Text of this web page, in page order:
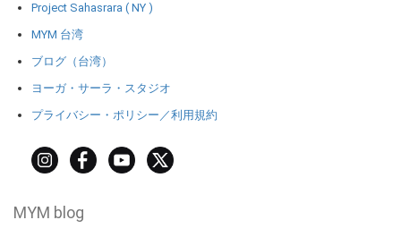
Project Sahasrara ( NY )
MYM 台湾
ブログ（台湾）
ヨーガ・サーラ・スタジオ
プライバシー・ポリシー／利用規約
MYM blog